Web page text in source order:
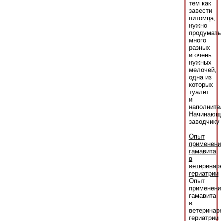
тем как
завести
питомца,
нужно
продумать
много
разных
и очень
нужных
мелочей,
одна из
которых
туалет
и
заводчику
...
Опыт
гамавита
в
гериатрии
Опыт
гамавита
в
гериатрии